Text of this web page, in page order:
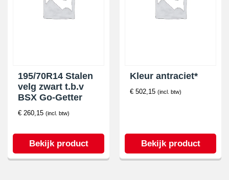
195/70R14 Stalen
velg zwart t.b.v
BSX Go-Getter
€ 260,15 (incl. btw)
Bekijk product
Kleur antraciet*
€ 502,15 (incl. btw)
Bekijk product